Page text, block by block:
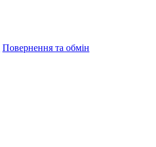
Повернення та обмін